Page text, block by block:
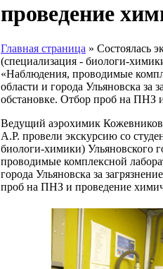
проведение
Главная страница » Состоялась
(специализация - биологи-
«Наблюдения, проводимые
области и города Ульяновска за
обстановке. Отбор проб на ПНЗ
Ведущий аэрохимик
А.Р. провели экскурсию со
биологи-химики) Ульяновского
проводимые комплексной
города Ульяновска за
проб на ПНЗ и проведение